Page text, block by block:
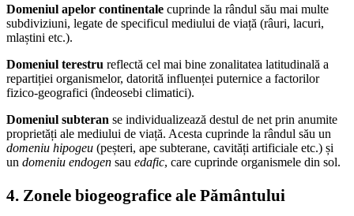
Domeniul apelor continentale cuprinde la rândul său mai multe
subdiviziuni, legate de specificul mediului de viață (râuri, lacuri,
mlaștini etc.).
Domeniul terestru reflectă cel mai bine zonalitatea latitudinală a
repartiției organismelor, datorită influenței puternice a factorilor
fizico-geografici (îndeosebi climatici).
Domeniul subteran se individualizează destul de net prin anumite
proprietăți ale mediului de viață. Acesta cuprinde la rândul său un
domeniu hipogeu (peșteri, ape subterane, cavități artificiale etc.) și
un domeniu endogen sau edafic, care cuprinde organismele din sol.
4. Zonele biogeografice ale Pământului